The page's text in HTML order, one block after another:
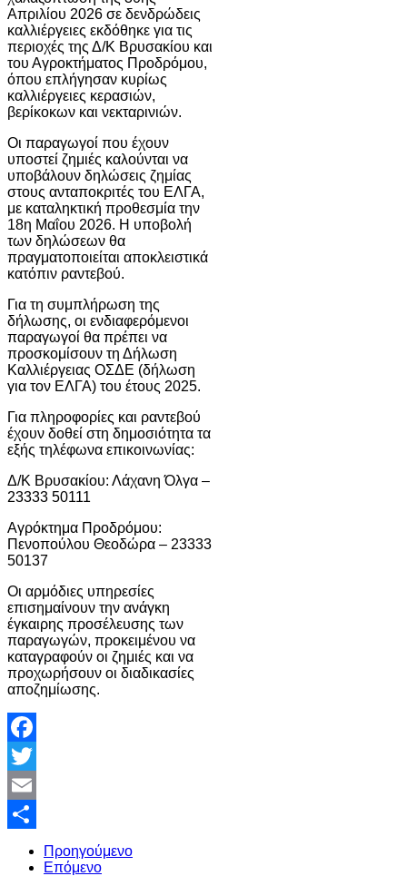
Απριλίου 2026 σε δενδρώδεις
καλλιέργειες εκδόθηκε για τις
περιοχές της Δ/Κ Βρυσακίου και
του Αγροκτήματος Προδρόμου,
όπου επλήγησαν κυρίως
καλλιέργειες κερασιών,
βερίκοκων και νεκταρινιών.
Οι παραγωγοί που έχουν
υποστεί ζημιές καλούνται να
υποβάλουν δηλώσεις ζημίας
στους ανταποκριτές του ΕΛΓΑ,
με καταληκτική προθεσμία την
18η Μαΐου 2026. Η υποβολή
των δηλώσεων θα
πραγματοποιείται αποκλειστικά
κατόπιν ραντεβού.
Για τη συμπλήρωση της
δήλωσης, οι ενδιαφερόμενοι
παραγωγοί θα πρέπει να
προσκομίσουν τη Δήλωση
Καλλιέργειας ΟΣΔΕ (δήλωση
για τον ΕΛΓΑ) του έτους 2025.
Για πληροφορίες και ραντεβού
έχουν δοθεί στη δημοσιότητα τα
εξής τηλέφωνα επικοινωνίας:
Δ/Κ Βρυσακίου: Λάχανη Όλγα –
23333 50111
Αγρόκτημα Προδρόμου:
Πενοπούλου Θεοδώρα – 23333
50137
Οι αρμόδιες υπηρεσίες
επισημαίνουν την ανάγκη
έγκαιρης προσέλευσης των
παραγωγών, προκειμένου να
καταγραφούν οι ζημιές και να
προχωρήσουν οι διαδικασίες
αποζημίωσης.
Facebook
Twitter
Email
Share
Προηγούμενο
Επόμενο